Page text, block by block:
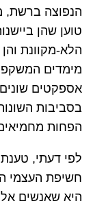
הנפוצה ברשת,
טוען שהן
הלא-מקוונת
מימדים
אספקטים
בסביבות
הפחות
לפי דעתי,
חשיפת העצמי
היא שאנשים